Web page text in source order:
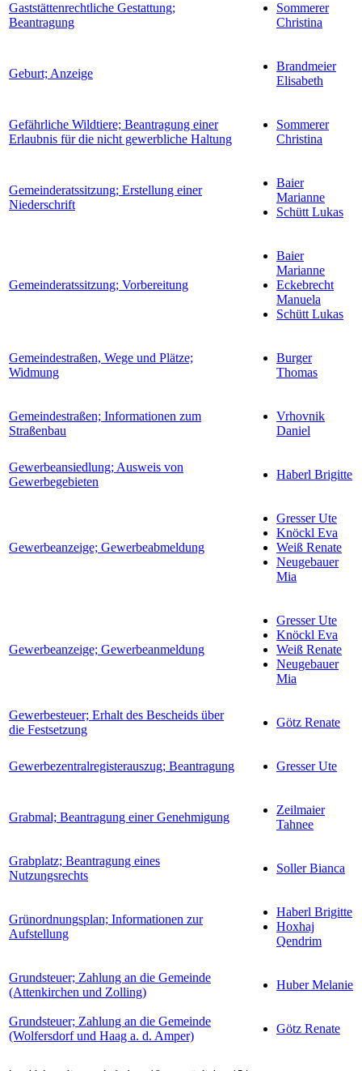
Gaststättenrechtliche Gestattung;
Beantragung
Sommerer
Christina
Geburt; Anzeige
Brandmeier
Elisabeth
Gefährliche Wildtiere; Beantragung einer
Erlaubnis für die nicht gewerbliche Haltung
Sommerer
Christina
Gemeinderatssitzung; Erstellung einer
Niederschrift
Baier
Marianne
Schütt Lukas
Gemeinderatssitzung; Vorbereitung
Baier
Marianne
Eckebrecht
Manuela
Schütt Lukas
Gemeindestraßen, Wege und Plätze;
Widmung
Burger
Thomas
Gemeindestraßen; Informationen zum
Straßenbau
Vrhovnik
Daniel
Gewerbeansiedlung; Ausweis von
Gewerbegebieten
Haberl Brigitte
Gewerbeanzeige; Gewerbeabmeldung
Gresser Ute
Knöckl Eva
Weiß Renate
Neugebauer
Mia
Gewerbeanzeige; Gewerbeanmeldung
Gresser Ute
Knöckl Eva
Weiß Renate
Neugebauer
Mia
Gewerbesteuer; Erhalt des Bescheids über
die Festsetzung
Götz Renate
Gewerbezentralregisterauszug; Beantragung Gresser Ute
Grabmal; Beantragung einer Genehmigung
Zeilmaier
Tahnee
Grabplatz; Beantragung eines
Nutzungsrechts
Soller Bianca
Grünordnungsplan; Informationen zur
Aufstellung
Haberl Brigitte
Hoxhaj
Qendrim
Grundsteuer; Zahlung an die Gemeinde
(Attenkirchen und Zolling)
Huber Melanie
Grundsteuer; Zahlung an die Gemeinde
(Wolfersdorf und Haag a. d. Amper)
Götz Renate